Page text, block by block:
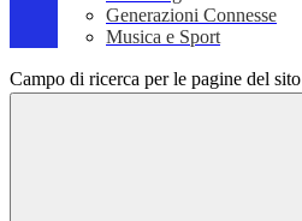
Generazioni Connesse
Musica e Sport
Campo di ricerca per le pagine del sito